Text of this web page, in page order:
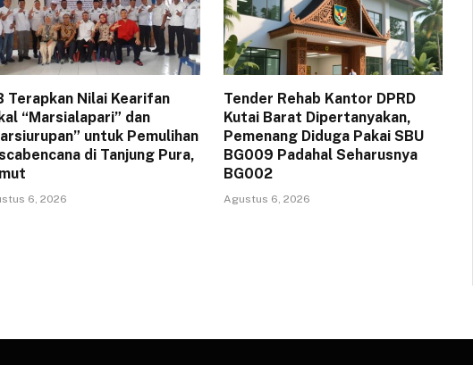
Terapkan Nilai Kearifan
“Marsialapari” dan
untuk Pemulihan
di Tanjung Pura,
6, 2026
Tender Rehab Kantor DPRD
Kutai Barat Dipertanyakan,
Pemenang Diduga Pakai SBU
BG009 Padahal Seharusnya
BG002
Agustus 6, 2026